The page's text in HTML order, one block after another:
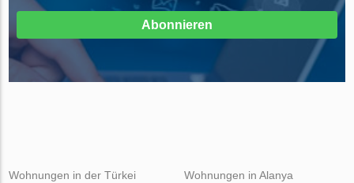
Abonnieren
Wohnungen in der Türkei
Wohnungen in Alanya